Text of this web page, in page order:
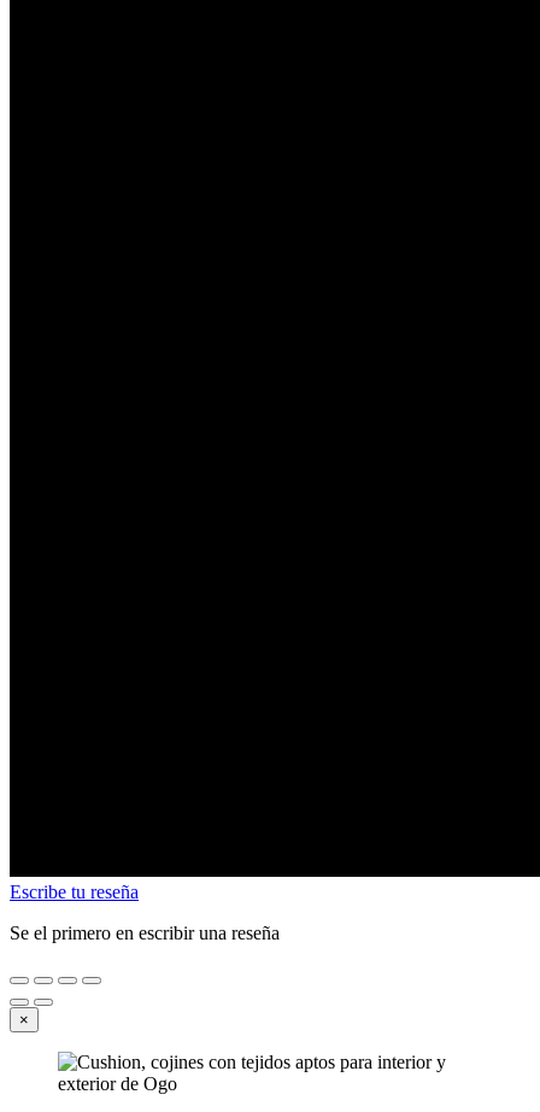
Escribe tu reseña
Se el primero en escribir una reseña
×